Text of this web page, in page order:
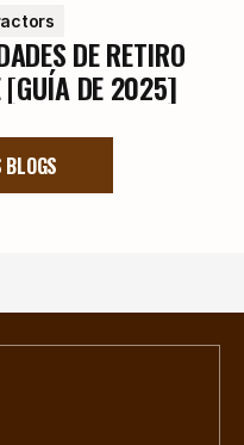
DE RETIRO
[GUÍA DE 2025]